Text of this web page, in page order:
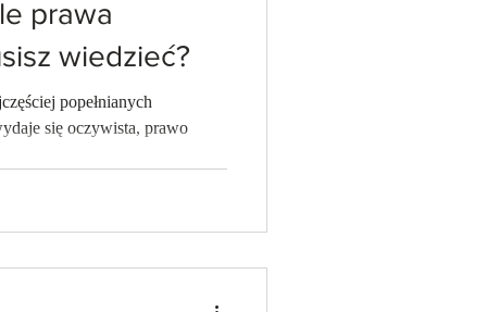
prawa
wiedzieć?
popełnianych
się oczywista, prawo